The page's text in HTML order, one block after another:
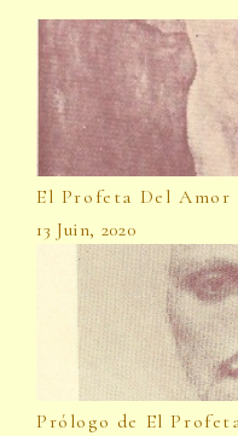
El Profeta Del Amor
13 Juin, 2020
Prólogo de El